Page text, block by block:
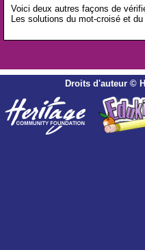
Voici deux autres façons de
Les solutions du mot-croisé et
Droits d'auteur ©